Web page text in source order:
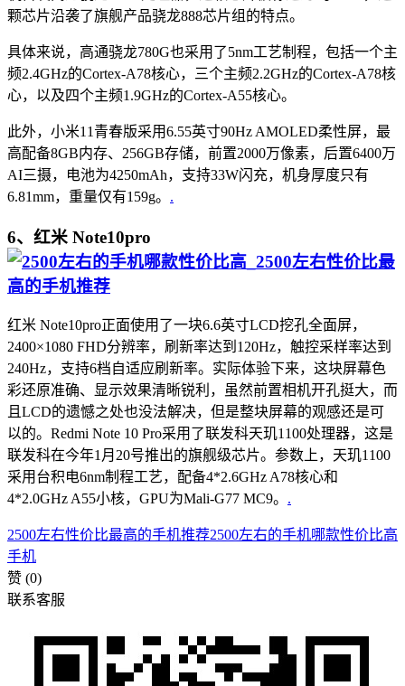
颗芯片沿袭了旗舰产品骁龙888芯片组的特点。
具体来说，高通骁龙780G也采用了5nm工艺制程，包括一个主
频2.4GHz的Cortex-A78核心，三个主频2.2GHz的Cortex-A78核
心，以及四个主频1.9GHz的Cortex-A55核心。
此外，小米11青春版采用6.55英寸90Hz AMOLED柔性屏，最
高配备8GB内存、256GB存储，前置2000万像素，后置6400万
AI三摄，电池为4250mAh，支持33W闪充，机身厚度只有
6.81mm，重量仅有159g。 .
6、红米 Note10pro
红米 Note10pro正面使用了一块6.6英寸LCD挖孔全面屏，
2400×1080 FHD分辨率，刷新率达到120Hz，触控采样率达到
240Hz，支持6档自适应刷新率。实际体验下来，这块屏幕色
彩还原准确、显示效果清晰锐利，虽然前置相机开孔挺大，而
且LCD的遗憾之处也没法解决，但是整块屏幕的观感还是可
以的。Redmi Note 10 Pro采用了联发科天玑1100处理器，这是
联发科在今年1月20号推出的旗舰级芯片。参数上，天玑1100
采用台积电6nm制程工艺，配备4*2.6GHz A78核心和
4*2.0GHz A55小核，GPU为Mali-G77 MC9。 .
2500左右性价比最高的手机推荐2500左右的手机哪款性价比高
手机
赞 (0)
联系客服